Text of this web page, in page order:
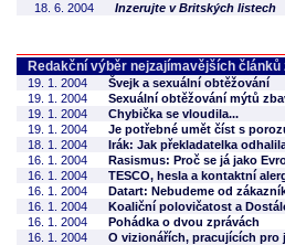
18. 6. 2004
Inzerujte v Britských listech
Redakční výběr nejzajímavějších článků
19. 1. 2004
Švejk a sexuální obtěžování
19. 1. 2004
Sexuální obtěžování mýtů
19. 1. 2004
Chybička se vloudila...
19. 1. 2004
Je potřebné umět číst s
18. 1. 2004
Irák: Jak překladatelka
16. 1. 2004
Rasismus: Proč se já jako
16. 1. 2004
TESCO, hesla a kontaktní
16. 1. 2004
Datart: Nebudeme od
16. 1. 2004
Koaliční polovičatost a
16. 1. 2004
Pohádka o dvou zprávách
16. 1. 2004
O vizionářích, pracujících pro